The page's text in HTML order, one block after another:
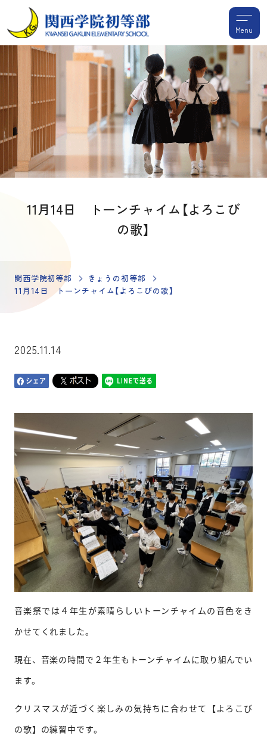
Menu
11月14日 トーンチャイム【よろこび
の歌】
関西学院初等部
きょうの初等部
11月14日 トーンチャイム【よろこびの歌】
2025.11.14
音楽祭では４年生が素晴らしいトーンチャイムの音色をき
かせてくれました。
現在、音楽の時間で２年生もトーンチャイムに取り組んでい
ます。
クリスマスが近づく楽しみの気持ちに合わせて【よろこび
の歌】の練習中です。